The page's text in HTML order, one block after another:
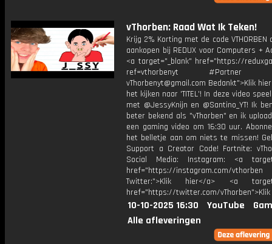
vThorben: Raad Wat Ik Teken!
Krijg 2% Korting met de code VTHORBEN
aankopen bij REDUX voor Computers +
<a target="_blank" href="https://
ref=vthorbenyt #Partner
vThorbenyt@gmail.com Bedankt">Klik
het kijken naar 'TITEL'! In deze video
met @JessyKnijn en @Santino_YT! Ik
beter bekend als "vThorben" en ik
een gaming video om 16:30 uur.
het belletje aan om niets te missen!
Support a Creator Code! Fortnite:
Social Media: Instagram: <a
href="https://instagram.com/vthorben
Twitter:">Klik hier</a> <a
href="https://twitter.com/
10-10-2025 16:30 YouTube
Alle afleveringen